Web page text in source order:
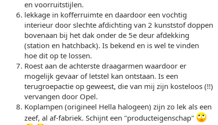
en voorruitstijlen.
lekkage in kofferruimte en daardoor een vochtig
interieur door slechte afdichting van 2 kunststof doppen
bovenaan bij het dak onder de 5e deur afdekking
(station en hatchback). Is bekend en is wel te vinden
hoe dit op te lossen.
Roest aan de achterste draagarmen waardoor er
mogelijk gevaar of letstel kan ontstaan. Is een
terugroepactie op geweest, die van mij zijn kosteloos (!!)
vervangen door Opel.
Koplampen (origineel Hella halogeen) zijn zo lek als een
zeef, al af-fabriek. Schijnt een "producteigenschap"